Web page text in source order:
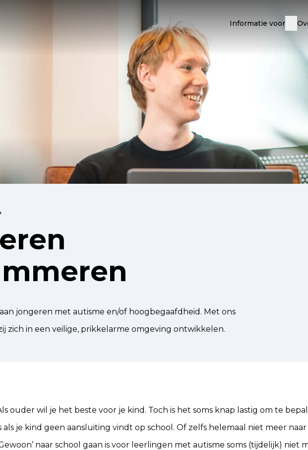
Informatie voor
jongeren met autisme en/of hoogbegaafdheid. Met ons
zich in een veilige, prikkelarme omgeving ontwikkelen.
ouder wil je het beste voor je kind. Toch is het soms knap lastig om te
als je kind geen aansluiting vindt op school. Of zelfs helemaal niet meer naar
naar school gaan is voor leerlingen met autisme soms (tijdelijk) niet